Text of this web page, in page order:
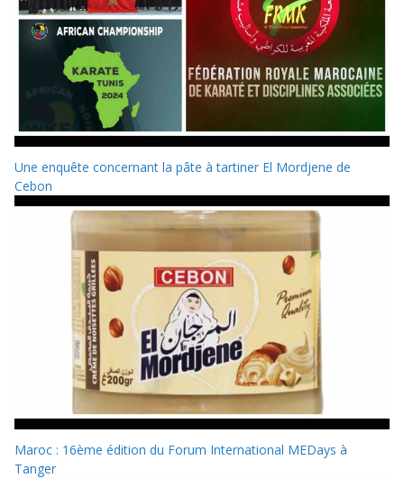
Une enquête concernant la pâte à tartiner El Mordjene de
Cebon
Maroc : 16ème édition du Forum International MEDays à
Tanger